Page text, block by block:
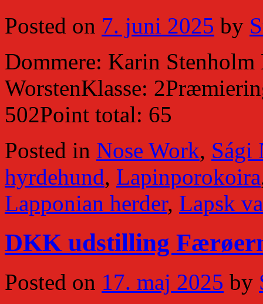
Posted on 7. juni 2025 by
Dommere: Karin
WorstenKlasse:
502Point total: 65
Posted in Nose Work, Sági
hyrdehund, Lapinporokoira
Lapponian herder, Lapsk
DKK udstilling
Posted on 17. maj 2025 by